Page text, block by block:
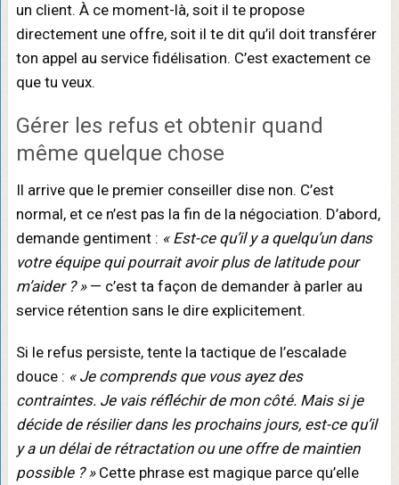
un client. À ce moment-là, soit il te propose
directement une offre, soit il te dit qu’il doit transférer
ton appel au service fidélisation. C’est exactement ce
que tu veux.
Gérer les refus et obtenir quand
même quelque chose
Il arrive que le premier conseiller dise non. C’est
normal, et ce n’est pas la fin de la négociation. D’abord,
demande gentiment : « Est-ce qu’il y a quelqu’un dans
votre équipe qui pourrait avoir plus de latitude pour
m’aider ? »— c’est ta façon de demander à parler au
service rétention sans le dire explicitement.
Si le refus persiste, tente la tactique de l’escalade
douce : « Je comprends que vous ayez des
contraintes. Je vais réfléchir de mon côté. Mais si je
décide de résilier dans les prochains jours, est-ce qu’il
y a un délai de rétractation ou une offre de maintien
possible ? »Cette phrase est magique parce qu’elle